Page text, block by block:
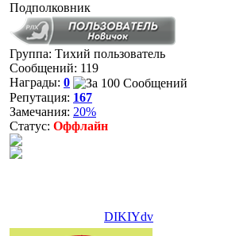
Подполковник
Группа: Тихий пользователь
Сообщений: 119
Награды: 0
Репутация: 167
Замечания: 20%
Статус: Оффлайн
DIKIYdv